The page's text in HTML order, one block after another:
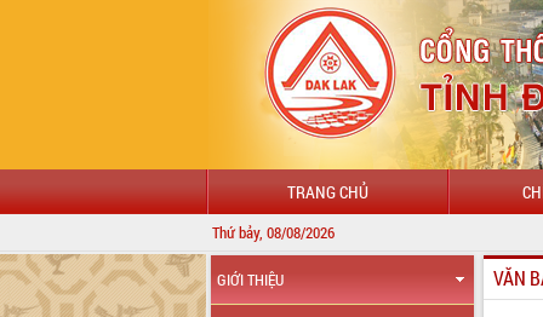
TRANG CHỦ
Thứ bảy, 08/08/2026
GIỚI THIỆU VĂN